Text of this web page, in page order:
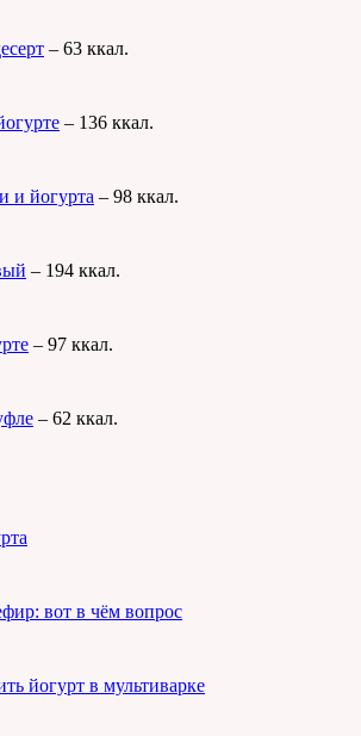
– 63 ккал.
– 136 ккал.
и йогурта – 98 ккал.
– 194 ккал.
– 97 ккал.
– 62 ккал.
вот в чём вопрос
йогурт в мультиварке